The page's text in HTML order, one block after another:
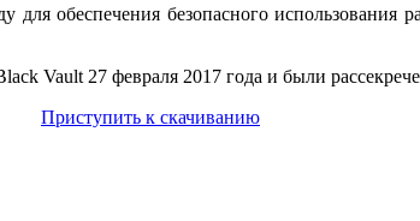
обеспечения безопасного использования
Vault 27 февраля 2017 года и были
Приступить к скачиванию